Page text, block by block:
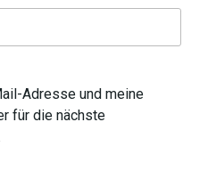
Adresse und meine
für die nächste